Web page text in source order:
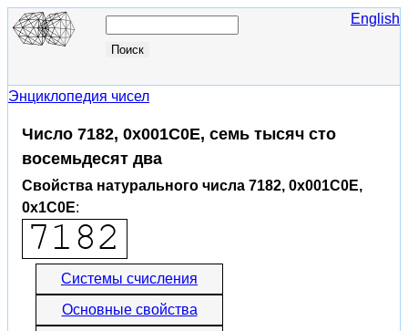
English
Энциклопедия чисел
Число 7182, 0x001C0E, семь тысяч сто
восемьдесят два
Свойства натурального числа 7182, 0x001C0E,
0x1C0E:
Системы счисления
Основные свойства